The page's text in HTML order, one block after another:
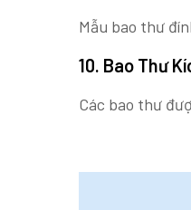
Mẫu bao thư
10. Bao Thư
Các bao thư